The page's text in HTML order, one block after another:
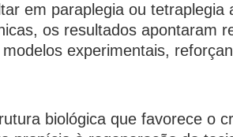
em paraplegia ou tetraplegia
os resultados apontaram
experimentais,
biológica que favorece o